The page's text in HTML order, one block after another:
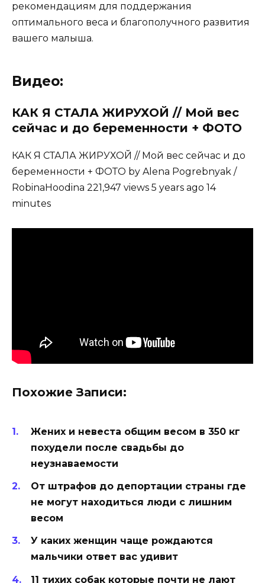
рекомендациям для поддержания
оптимального веса и благополучного развития
вашего малыша.
Видео:
КАК Я СТАЛА ЖИРУХОЙ // Мой вес
сейчас и до беременности + ФОТО
КАК Я СТАЛА ЖИРУХОЙ // Мой вес сейчас и до
беременности + ФОТО by Alena Pogrebnyak /
RobinaHoodina 221,947 views 5 years ago 14
minutes
Похожие Записи:
Жених и невеста общим весом в 350 кг
похудели после свадьбы до
неузнаваемости
От штрафов до депортации страны где
не могут находиться люди с лишним
весом
У каких женщин чаще рождаются
мальчики ответ вас удивит
11 тихих собак которые почти не лают